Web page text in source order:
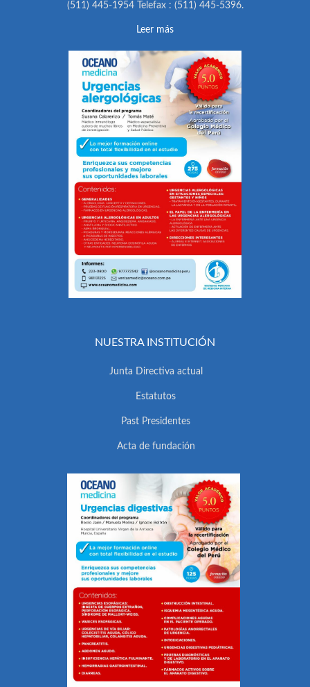
(511) 445-1954 Telefax : (511) 445-5396.
Leer más
NUESTRA INSTITUCIÓN
Junta Directiva actual
Estatutos
Past Presidentes
Acta de fundación